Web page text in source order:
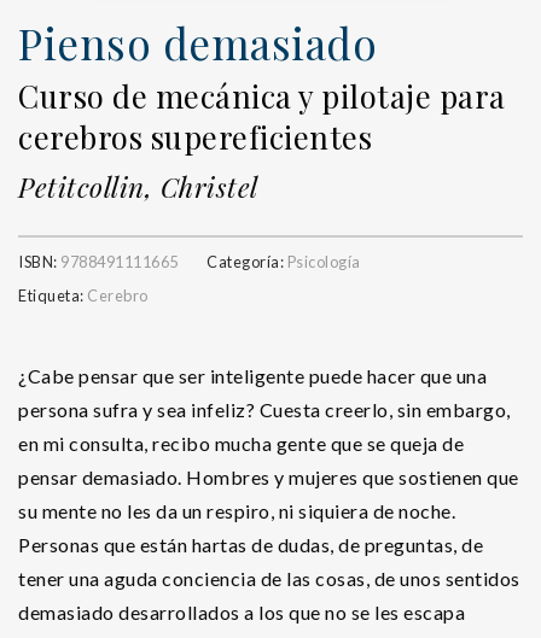
Pienso demasiado
Curso de mecánica y pilotaje para
cerebros supereficientes
Petitcollin, Christel
ISBN: 9788491111665 Categoría: Psicología
Etiqueta: Cerebro
¿Cabe pensar que ser inteligente puede hacer que una
persona sufra y sea infeliz? Cuesta creerlo, sin embargo,
en mi consulta, recibo mucha gente que se queja de
pensar demasiado. Hombres y mujeres que sostienen que
su mente no les da un respiro, ni siquiera de noche.
Personas que están hartas de dudas, de preguntas, de
tener una aguda conciencia de las cosas, de unos sentidos
demasiado desarrollados a los que no se les escapa